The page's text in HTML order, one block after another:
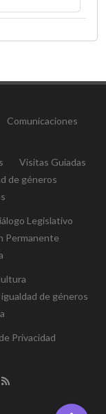
Comunicaciones
Visitas Guiadas
de géneros
Legislativo
Permanente
de géneros
Privacidad